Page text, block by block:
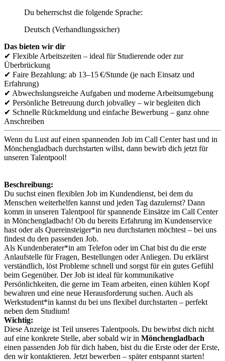
Du beherrschst die folgende Sprache:
Deutsch (Verhandlungssicher)
Das bieten wir dir
✔ Flexible Arbeitszeiten – ideal für Studierende oder zur
Überbrückung
✔ Faire Bezahlung: ab 13–15 €/Stunde (je nach Einsatz und
Erfahrung)
✔ Abwechslungsreiche Aufgaben und moderne Arbeitsumgebung
✔ Persönliche Betreuung durch jobvalley – wir begleiten dich
✔ Schnelle Rückmeldung und einfache Bewerbung – ganz ohne
Anschreiben
Wenn du Lust auf einen spannenden Job im Call Center hast und in
Mönchengladbach durchstarten willst, dann bewirb dich jetzt für
unseren Talentpool!
Beschreibung:
Du suchst einen flexiblen Job im Kundendienst, bei dem du
Menschen weiterhelfen kannst und jeden Tag dazulernst? Dann
komm in unseren Talentpool für spannende Einsätze im Call Center
in Mönchengladbach! Ob du bereits Erfahrung im Kundenservice
hast oder als Quereinsteiger*in neu durchstarten möchtest – bei uns
findest du den passenden Job.
Als Kundenberater*in am Telefon oder im Chat bist du die erste
Anlaufstelle für Fragen, Bestellungen oder Anliegen. Du erklärst
verständlich, löst Probleme schnell und sorgst für ein gutes Gefühl
beim Gegenüber. Der Job ist ideal für kommunikative
Persönlichkeiten, die gerne im Team arbeiten, einen kühlen Kopf
bewahren und eine neue Herausforderung suchen. Auch als
Werkstudent*in kannst du bei uns flexibel durchstarten – perfekt
neben dem Studium!
Wichtig:
Diese Anzeige ist Teil unseres Talentpools. Du bewirbst dich nicht
auf eine konkrete Stelle, aber sobald wir in Mönchengladbach
einen passenden Job für dich haben, bist du die Erste oder der Erste,
den wir kontaktieren. Jetzt bewerben – später entspannt starten!